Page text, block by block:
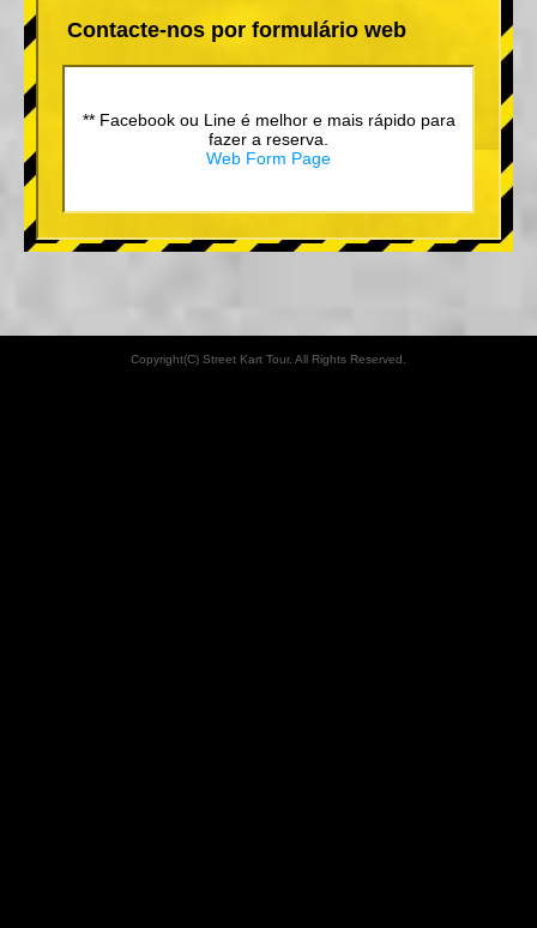
Contacte-nos por formulário web
** Facebook ou Line é melhor e mais rápido para
fazer a reserva.
Web Form Page
Copyright(C) Street Kart Tour. All Rights Reserved.